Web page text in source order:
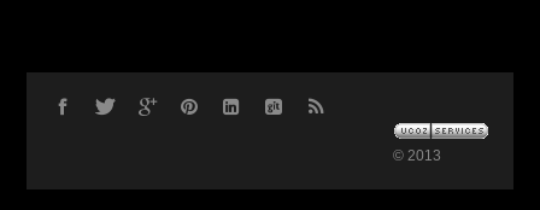
© 2013